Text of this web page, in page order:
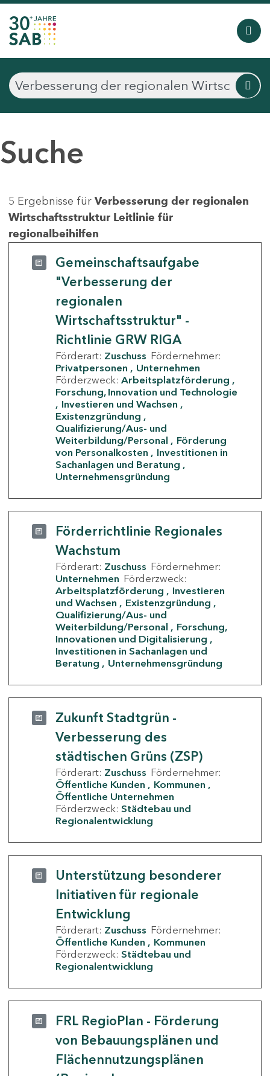
Suche
5 Ergebnisse für Verbesserung der regionalen
Wirtschaftsstruktur Leitlinie für
regionalbeihilfen
Gemeinschaftsaufgabe
"Verbesserung der
regionalen
Wirtschaftsstruktur" -
Richtlinie GRW RIGA
Förderart: Zuschuss Fördernehmer:
Privatpersonen
Unternehmen
Förderzweck: Arbeitsplatzförderung
Forschung, Innovation und Technologie
Investieren und Wachsen
Existenzgründung
Qualifizierung/Aus- und
Weiterbildung/Personal
Förderung
von Personalkosten
Investitionen in
Sachanlagen und Beratung
Unternehmensgründung
Förderrichtlinie Regionales
Wachstum
Förderart: Zuschuss Fördernehmer:
Unternehmen Förderzweck:
Arbeitsplatzförderung
Investieren
und Wachsen
Existenzgründung
Qualifizierung/Aus- und
Weiterbildung/Personal
Forschung,
Innovationen und Digitalisierung
Investitionen in Sachanlagen und
Beratung
Unternehmensgründung
Zukunft Stadtgrün -
Verbesserung des
städtischen Grüns (ZSP)
Förderart: Zuschuss Fördernehmer:
Öffentliche Kunden
Kommunen
Öffentliche Unternehmen
Förderzweck: Städtebau und
Regionalentwicklung
Unterstützung besonderer
Initiativen für regionale
Entwicklung
Förderart: Zuschuss Fördernehmer:
Öffentliche Kunden
Kommunen
Förderzweck: Städtebau und
Regionalentwicklung
FRL RegioPlan - Förderung
von Bebauungsplänen und
Flächennutzungsplänen